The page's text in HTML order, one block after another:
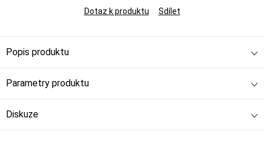
Dotaz k produktu
Sdílet
Popis produktu
Parametry produktu
Diskuze